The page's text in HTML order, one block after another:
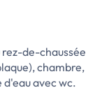
de-chaussée
chambre,
d'eau avec wc.